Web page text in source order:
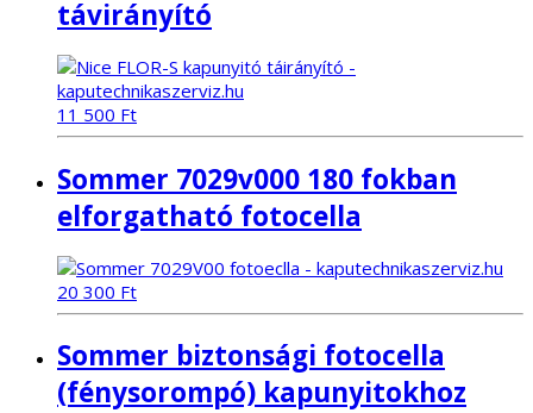
távirányító
11 500 Ft
Sommer 7029v000 180 fokban
elforgatható fotocella
20 300 Ft
Sommer biztonsági fotocella
(fénysorompó) kapunyitokhoz